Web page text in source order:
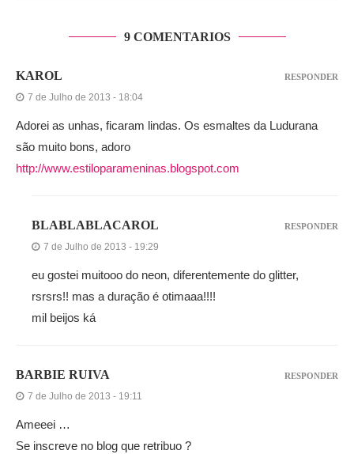
9 COMENTARIOS
KAROL
7 de Julho de 2013 - 18:04
Adorei as unhas, ficaram lindas. Os esmaltes da Ludurana
são muito bons, adoro
http://www.estiloparameninas.blogspot.com
RESPONDER
BLABLABLACAROL
7 de Julho de 2013 - 19:29
eu gostei muitooo do neon, diferentemente do glitter,
rsrsrs!! mas a duração é otimaaa!!!!
mil beijos ká
RESPONDER
BARBIE RUIVA
7 de Julho de 2013 - 19:11
Ameeei …
Se inscreve no blog que retribuo ?
RESPONDER